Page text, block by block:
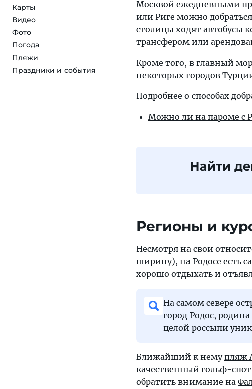
Карты
Видео
Фото
Погода
Пляжи
Праздники и события
Москвой ежедневными
или Риге можно
столицы ходят автобусы
трансфером или
Кроме того, в главный
некоторых городов
Подробнее о способах
Можно ли на пароме с
Найти
Регионы и
Несмотря на свои
ширину), на Родосе есть
хорошо отдыхать и
На самом севере
город Родос, родина
целой россыпи
Ближайший к немупляж
качественный гольф-
обратить внимание на